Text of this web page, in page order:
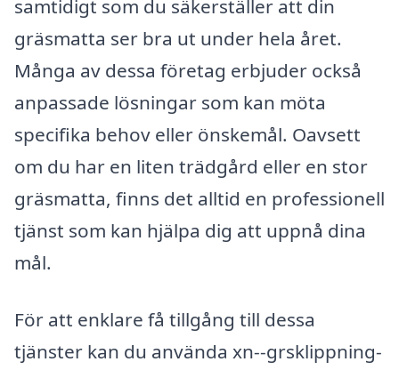
samtidigt som du säkerställer att din
gräsmatta ser bra ut under hela året.
Många av dessa företag erbjuder också
anpassade lösningar som kan möta
specifika behov eller önskemål. Oavsett
om du har en liten trädgård eller en stor
gräsmatta, finns det alltid en professionell
tjänst som kan hjälpa dig att uppnå dina
mål.
För att enklare få tillgång till dessa
tjänster kan du använda xn--grsklippning-